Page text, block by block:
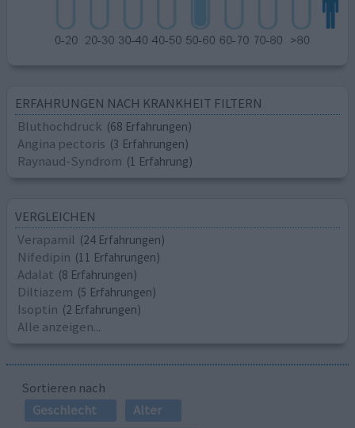
ERFAHRUNGEN NACH KRANKHEIT FILTERN
Bluthochdruck (68 Erfahrungen)
Angina pectoris (3 Erfahrungen)
Raynaud-Syndrom (1 Erfahrung)
VERGLEICHEN
Verapamil (24 Erfahrungen)
Nifedipin (11 Erfahrungen)
Adalat (8 Erfahrungen)
Diltiazem (5 Erfahrungen)
Isoptin (2 Erfahrungen)
Alle anzeigen...
Sortieren nach
Geschlecht
Alter